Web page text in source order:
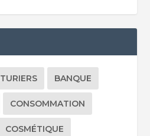
BANQUE
CONSOMMATION
COSMÉTIQUE